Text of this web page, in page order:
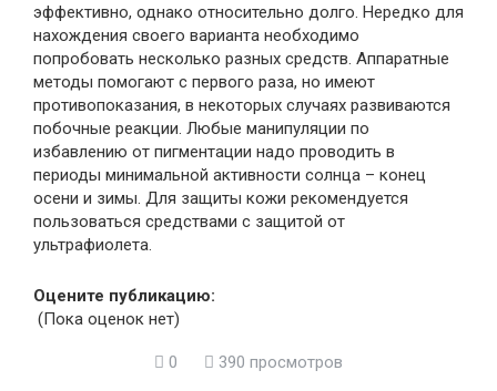
эффективно, однако относительно долго. Нередко для
нахождения своего варианта необходимо
попробовать несколько разных средств. Аппаратные
методы помогают с первого раза, но имеют
противопоказания, в некоторых случаях развиваются
побочные реакции. Любые манипуляции по
избавлению от пигментации надо проводить в
периоды минимальной активности солнца – конец
осени и зимы. Для защиты кожи рекомендуется
пользоваться средствами с защитой от
ультрафиолета.
Оцените публикацию:
(Пока оценок нет)
0 390 просмотров